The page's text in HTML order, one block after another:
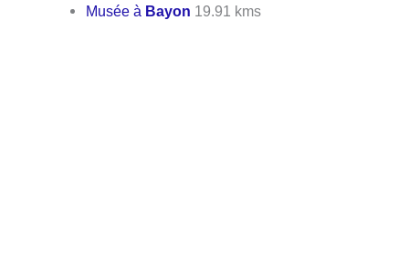
Musée à Bayon 19.91 kms